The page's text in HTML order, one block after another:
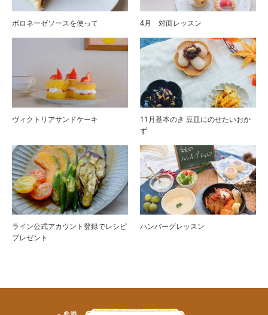
ボロネーゼソースを使って 4月 対面レッスン
ヴィクトリアサンドケーキ
11月基本のき 豆皿にのせたいおか
ず
ライン公式アカウント登録でレシピ
プレゼント
ハンバーグレッスン